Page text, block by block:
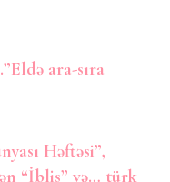
ara-sıra
Həftəsi”,
“İblis” və… türk